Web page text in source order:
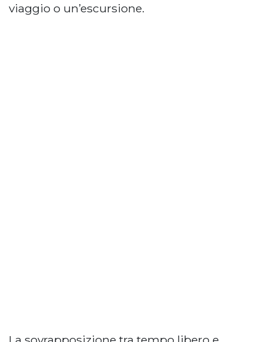
viaggio o un’escursione.